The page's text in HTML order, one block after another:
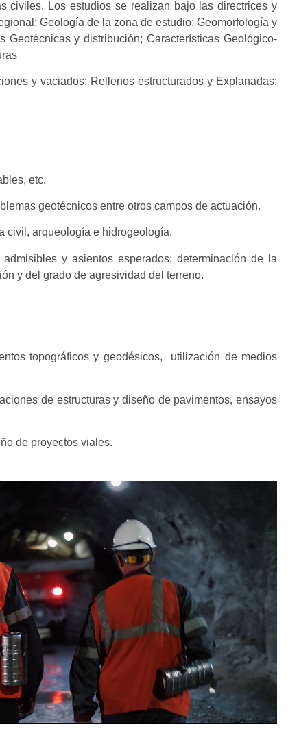
civiles. Los estudios se realizan bajo las directrices y
Geología de la zona de estudio; Geomorfología y
y distribución; Características Geológico-
y vaciados; Rellenos estructurados y Explanadas;
etc.
geotécnicos entre otros campos de actuación.
civil, arqueología e hidrogeología.
y asientos esperados; determinación de la
y del grado de agresividad del terreno.
topográficos y geodésicos, utilización de medios
de estructuras y diseño de pavimentos, ensayos
de proyectos viales.